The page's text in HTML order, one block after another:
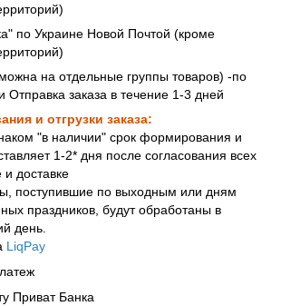
по Украине Новой Почтой (кроме
на отдельные группы товаров) -по
заказа в течение 1-3 дней
и отгрузки заказа:
"в наличии" срок формирования и
1-2* дня после согласования всех
и доставке
поступившие по выходным или дням
праздников, будут обработаны в
день.
LiqPay
Приват Банка